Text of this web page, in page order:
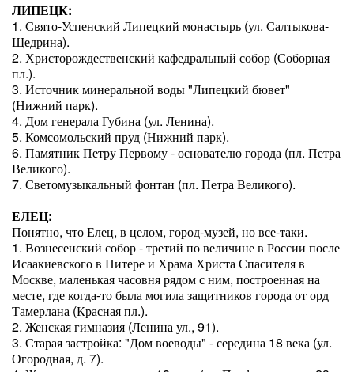
ЛИПЕЦК:
1. Свято-Успенский Липецкий монастырь (ул. Салтыкова-
Щедрина).
2. Христорождественский кафедральный собор (Соборная
пл.).
3. Источник минеральной воды "Липецкий бювет"
(Нижний парк).
4. Дом генерала Губина (ул. Ленина).
5. Комсомольский пруд (Нижний парк).
6. Памятник Петру Первому - основателю города (пл. Петра
Великого).
7. Светомузыкальный фонтан (пл. Петра Великого).
ЕЛЕЦ:
Понятно, что Елец, в целом, город-музей, но все-таки.
1. Вознесенский собор - третий по величине в России после
Исаакиевского в Питере и Храма Христа Спасителя в
Москве, маленькая часовня рядом с ним, построенная на
месте, где когда-то была могила защитников города от орд
Тамерлана (Красная пл.).
2. Женская гимназия (Ленина ул., 91).
3. Старая застройка: "Дом воеводы" - середина 18 века (ул.
Огородная, д. 7).